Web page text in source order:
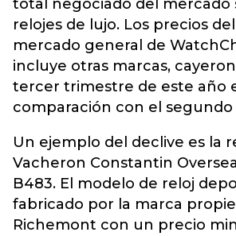
total negociado del mercado
relojes de lujo. Los precios
mercado general de
incluye otras marcas, cayeron
tercer trimestre de este año
comparación con el
Un ejemplo del declive es la
Vacheron Constantin
B483. El modelo de reloj
fabricado por la marca
Richemont con un precio